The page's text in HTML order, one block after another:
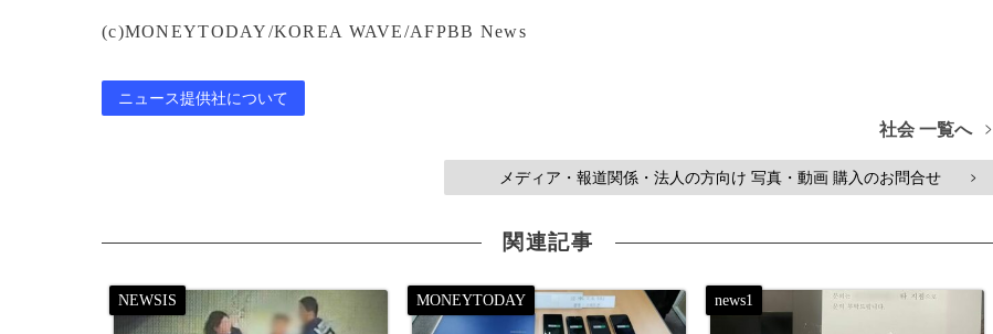
(c)MONEYTODAY/KOREA WAVE/AFPBB News
ニュース提供社について
社会 一覧へ >
メディア・報道関係・法人の方向け 写真・動画 購入のお問合せ >
関連記事